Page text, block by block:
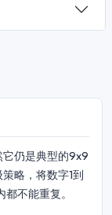
仍是典型的9x9
略，将数字1到
不能重复。